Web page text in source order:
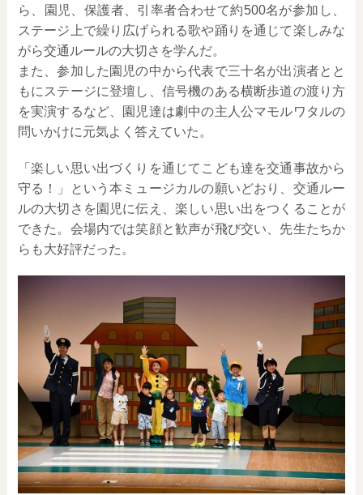
ら、園児、保護者、引率者合わせて約500名が参加し、
ステージ上で繰り広げられる歌や踊りを通じて楽しみな
がら交通ルールの大切さを学んだ。
また、参加した園児の中から代表で三十名が出演者とと
もにステージに登壇し、信号機のある横断歩道の渡り方
を実演するなど、園児達は劇中の主人公マモルワタルの
問いかけに元気よく答えていた。
「楽しい思い出づくりを通じてこども達を交通事故から
守る！」という本ミュージカルの願いどおり、交通ルー
ルの大切さを園児に伝え、楽しい思い出をつくることが
できた。会場内では笑顔と歓声が飛び交い、先生たちか
らも大好評だった。